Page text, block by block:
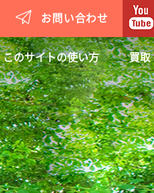
このサイトの使い方 買取
お問い合わせ